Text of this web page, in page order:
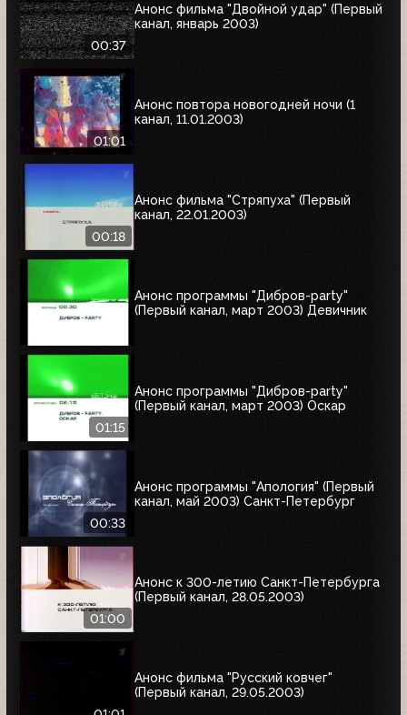
00:37
Анонс фильма "Двойной удар" (Первый
канал, январь 2003)
01:01
Анонс повтора новогодней ночи (1
канал, 11.01.2003)
00:18
Анонс фильма "Стряпуха" (Первый
канал, 22.01.2003)
Анонс программы "Дибров-party"
(Первый канал, март 2003) Девичник
01:15
Анонс программы "Дибров-party"
(Первый канал, март 2003) Оскар
00:33
Анонс программы "Апология" (Первый
канал, май 2003) Cанкт-Петербург
01:00
Анонс к 300-летию Санкт-Петербурга
(Первый канал, 28.05.2003)
Анонс фильма "Русский ковчег"
(Первый канал, 29.05.2003)